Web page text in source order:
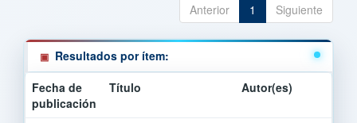
Anterior 1 Siguiente
Resultados por ítem:
Fecha de
publicación
Título Autor(es)